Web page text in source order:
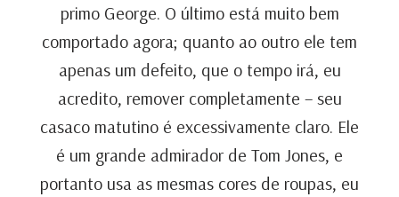
primo George. O último está muito bem
comportado agora; quanto ao outro ele tem
apenas um defeito, que o tempo irá, eu
acredito, remover completamente – seu
casaco matutino é excessivamente claro. Ele
é um grande admirador de Tom Jones, e
portanto usa as mesmas cores de roupas, eu